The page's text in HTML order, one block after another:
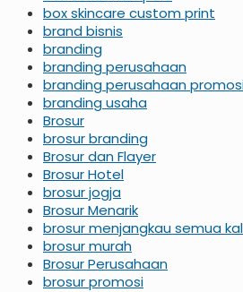
box skincare custom print
brand bisnis
branding
branding perusahaan
branding perusahaan
branding usaha
Brosur
brosur branding
Brosur dan Flayer
Brosur Hotel
brosur jogja
Brosur Menarik
brosur menjangkau semua
brosur murah
Brosur Perusahaan
brosur promosi